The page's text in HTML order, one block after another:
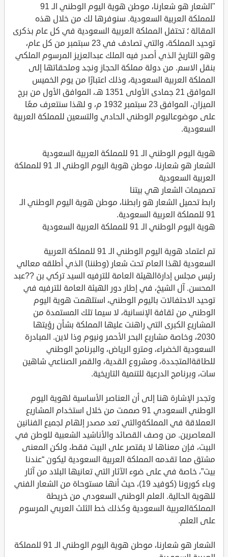
"الشعار هو شعارنا، موطن هوية اليوم الوطني الـ 91
للمملكة العربية السعودية. سنوفرها لك من خلال هذه
المقالة ؛ تحتفل المملكة العربية السعودية في كل عام بذكرى
توحيد المملكة، والتي تصادف في 23 سبتمبر من كل عام،
وهو التاريخ الذي أصدر فيه الملك عبدالعزيز المرسوم الملكي
بنقل الاسم. من دولة مملكة الحجاز ونجد وملحقاتها إلى
المملكة العربية السعودية، وذلك اعتبارًا من يوم الخميس
الموافق 21 جمادى الأولى 1351 هـ، الموافق الأول من برج
الميزان، الموافق 23 سبتمبر 1932 م، و لهذا سنتعرف معًا
على موضوعاليوم الوطني الحادي والتسعين للمملكة العربية
السعودية.
هوية اليوم الوطني الـ 91 للمملكة العربية السعودية
الشعار هو شعارنا، موطن هوية اليوم الوطني الـ 91 للمملكة
العربية السعودية
تصميمات الشعار هي بيتنا
رابط تحميل الشعار هو رابطنا، موطن هوية اليوم الوطني الـ
91 للمملكة العربية السعودية.
هوية اليوم الوطني الـ 91 للمملكة العربية السعودية
تم اعتماد هوية اليوم الوطني الـ 91 للمملكة العربية
السعودية لهذا العام تحت شعار (وطننا) الذي أطلقه معالي
رئيس مجلس إدارةالهيئة العامة للترفيه السيد تركي بن ??عبد
المحسن. آل الشيخ، في إطار دور الهيئة العامة للترفيه في
توحيد الاحتفالات باليوم الوطني، استلهمت هوية اليوم
الوطني من ثقافة الإنسانية، لا سيما تلك المستمدة من
المشاريع الكبرى التي راهنت عليها المملكة بشأن رؤيتها
2030، وخاصة مشاريع البحر الأحمر ونيوم وذا لاين. المبادرة
السعودية الخضراء، ومترو الرياض، والبرنامج الوطني
للطاقةالمتجددة، ومشروع القدية، والقمر الصناعي شاهين
سات، وبرنامج الدرعية للتنمية التاريخية.
وتجدر الإشارة هنا إلى أن العناصر الأساسية لهوية اليوم
الوطني السعودي 91 صممت من خلال استخدام المشاريع
العملاقة في المملكةوالتي تعد مصدر إلهام لجميع الفنانين
المعاصرين. من وصف القصائد والأناشيد الشعبية للوطن في
البيت، فإن معناها لا يقتصر على البيت فقط، ولكن المعنى
مشتق مما تقدمه المملكة العربية السعودية ليكون “عندنا
بيت”، خاصة في على ضوء الآثار التي تعانيها البلاد من آثار
وباء كورونا (كوفيد 19)، حيث أنها مستوحاة من الشعار الفني
للهوية الحالية. العلم الوطني السعودي من خريطة
المملكةالعربية السعودية وكذلك خط الثلث العربي المرسوم
على العلم.
الشعار هو شعارنا، موطن هوية اليوم الوطني الـ 91 للمملكة